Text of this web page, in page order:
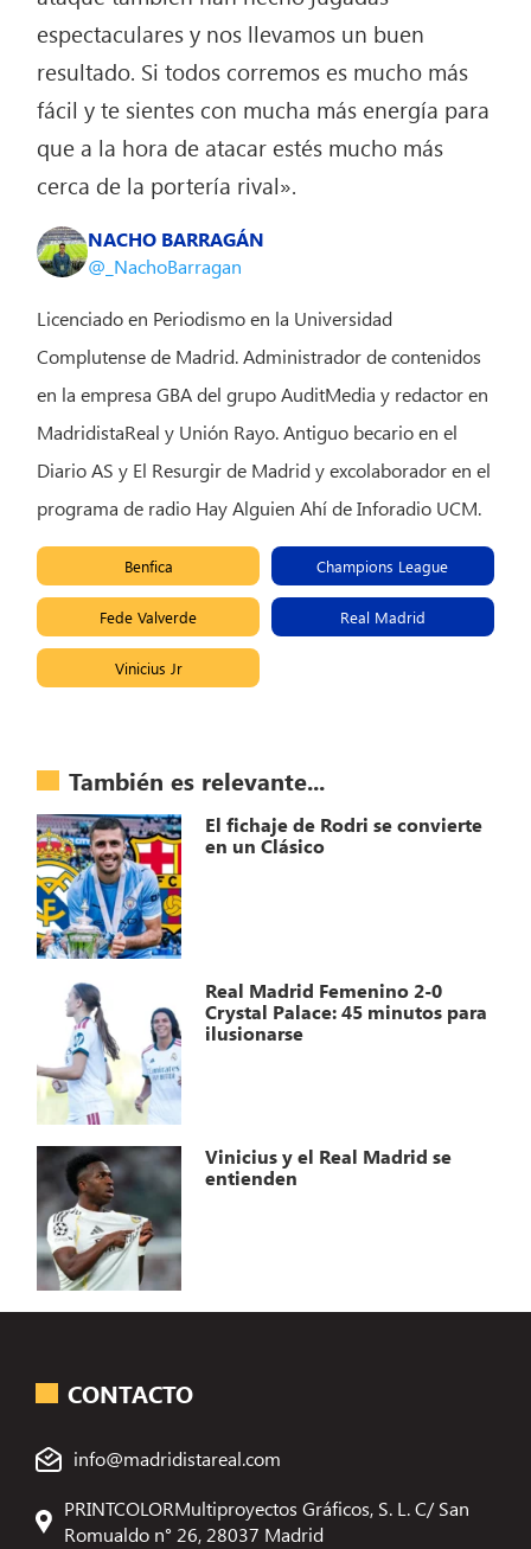
espectaculares y nos llevamos un buen
resultado. Si todos corremos es mucho más
fácil y te sientes con mucha más energía para
que a la hora de atacar estés mucho más
cerca de la portería rival».
NACHO BARRAGÁN
@_NachoBarragan
Licenciado en Periodismo en la Universidad
Complutense de Madrid. Administrador de contenidos
en la empresa GBA del grupo AuditMedia y redactor en
MadridistaReal y Unión Rayo. Antiguo becario en el
Diario AS y El Resurgir de Madrid y excolaborador en el
programa de radio Hay Alguien Ahí de Inforadio UCM.
Benfica Champions League
Fede Valverde Real Madrid
Vinicius Jr
También es relevante...
El fichaje de Rodri se convierte
en un Clásico
Real Madrid Femenino 2-0
Crystal Palace: 45 minutos para
ilusionarse
Vinicius y el Real Madrid se
entienden
CONTACTO
info@madridistareal.com
PRINTCOLORMultiproyectos Gráficos, S. L. C/ San
Romualdo n° 26, 28037 Madrid